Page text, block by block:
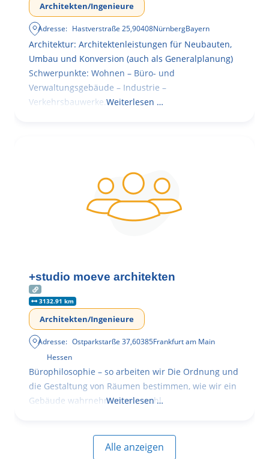
Architekten/Ingenieure
Adresse: Hastverstraße 25,90408NürnbergBayern
Architektur: Architektenleistungen für Neubauten,
Umbau und Konversion (auch als Generalplanung)
Schwerpunkte: Wohnen – Büro- und
Verwaltungsgebäude – Industrie –
Verkehrsbauwerke. Weiterlesen …
+studio moeve architekten
3132.91 km
Architekten/Ingenieure
Adresse: Ostparkstarße 37,60385Frankfurt am Main
Hessen
Bürophilosophie – so arbeiten wir Die Ordnung und
die Gestaltung von Räumen bestimmen, wie wir ein
Gebäude wahrnehmen, wie wohl
Weiterlesen …
Alle anzeigen